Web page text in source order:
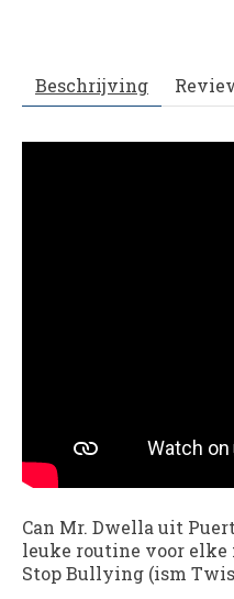
Beschrijving
Can Mr. Dwella uit
leuke routine voor
Stop Bullying (ism